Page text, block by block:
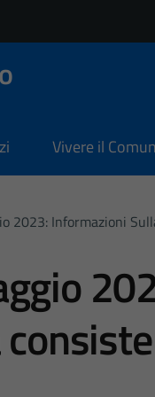
Vivere il
2023: Informazioni